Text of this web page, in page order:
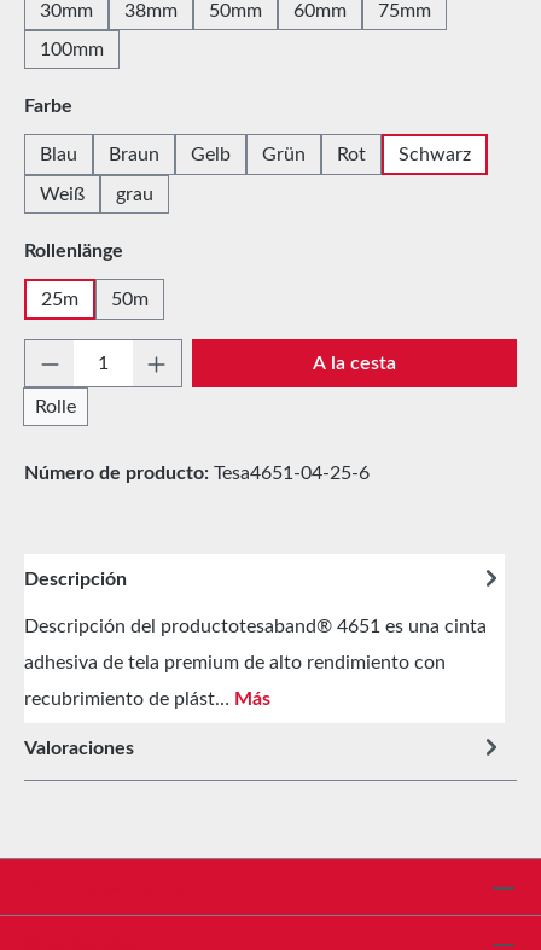
30mm 38mm 50mm 60mm
75mm
100mm
Seleccione
Farbe
Blau Braun Gelb Grün Rot Schwarz
Weiß grau
Seleccione
Rollenlänge
25m 50m
Cantidad del producto: introduce la
Rolle
A la cesta
Número de producto: Tesa4651-04-25-6
Descripción
Descripción del productotesaband® 4651 es una cinta
adhesiva de tela premium de alto rendimiento con
recubrimiento de plást… Más
Valoraciones